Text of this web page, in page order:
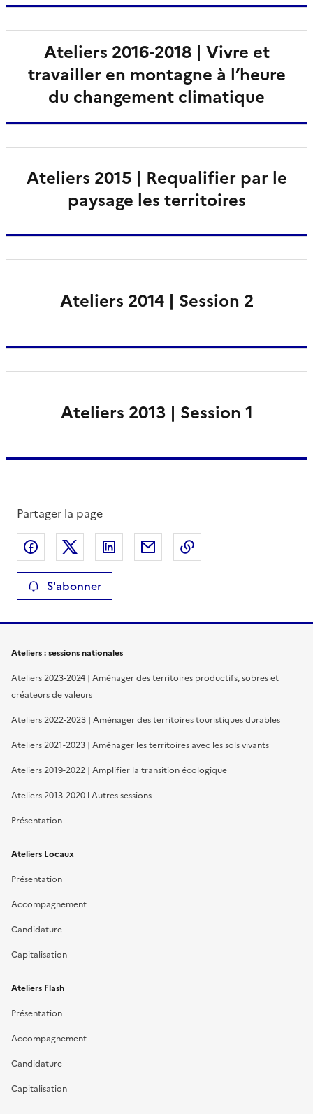
Ateliers 2016-2018 | Vivre et
travailler en montagne à l’heure
du changement climatique
Ateliers 2015 | Requalifier par le
paysage les territoires
Ateliers 2014 | Session 2
Ateliers 2013 | Session 1
Partager la page
Partager sur Facebook
Partager sur XPartager sur LinkedIn
Partager par email
S'abonner
Ateliers : sessions nationales
Ateliers 2023-2024 | Aménager des territoires productifs, sobres et
créateurs de valeurs
Ateliers 2022-2023 | Aménager des territoires touristiques durables
Ateliers 2021-2023 | Aménager les territoires avec les sols vivants
Ateliers 2019-2022 | Amplifier la transition écologique
Ateliers 2013-2020 l Autres sessions
Présentation
Ateliers Locaux
Présentation
Accompagnement
Candidature
Capitalisation
Ateliers Flash
Présentation
Accompagnement
Candidature
Capitalisation